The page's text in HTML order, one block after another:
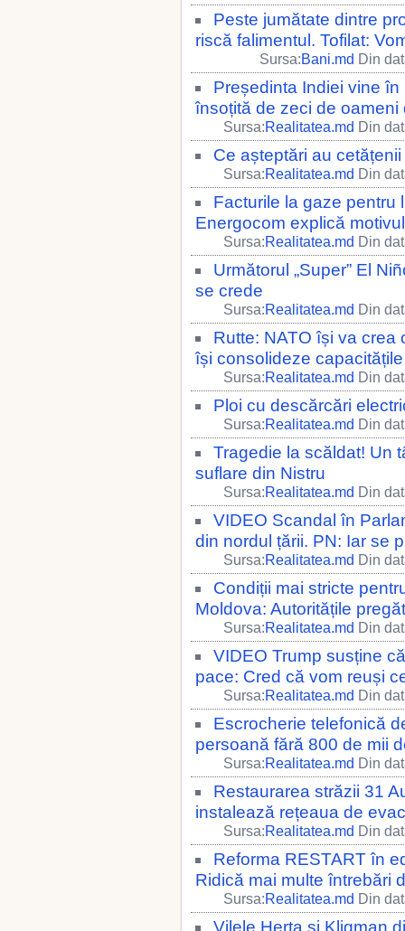
Peste jumătate dintre
riscă falimentul. Tofilat:
Sursa:Bani.md Din
Președinta Indiei vine
însoțită de zeci de oameni
Sursa:Realitatea.md Din
Ce așteptări au
Sursa:Realitatea.md Din
Facturile la gaze pentru
Energocom explică motivul
Sursa:Realitatea.md Din
Următorul „Super” El
se crede
Sursa:Realitatea.md Din
Rutte: NATO își va crea
își consolideze
Sursa:Realitatea.md Din
Ploi cu descărcări
Sursa:Realitatea.md Din
Tragedie la scăldat! Un
suflare din Nistru
Sursa:Realitatea.md Din
VIDEO Scandal în
din nordul țării. PN: Iar se
Sursa:Realitatea.md Din
Condiții mai stricte
Moldova: Autoritățile
Sursa:Realitatea.md Din
VIDEO Trump susține
pace: Cred că vom reuși
Sursa:Realitatea.md Din
Escrocherie telefonică
persoană fără 800 de mii
Sursa:Realitatea.md Din
Restaurarea străzii 31
instalează rețeaua de
Sursa:Realitatea.md Din
Reforma RESTART în
Ridică mai multe întrebări
Sursa:Realitatea.md Din
Vilele Herța și Kligman